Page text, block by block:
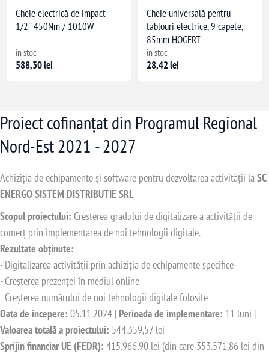
Cheie electrică de impact
1/2'' 450Nm / 1010W
în stoc
588,30 lei
Cheie universală pentru
tablouri electrice, 9 capete,
85mm HOGERT
în stoc
28,42 lei
Proiect cofinanțat din Programul Regional
Nord-Est 2021 - 2027
Achiziția de echipamente și software pentru dezvoltarea activității laSC
ENERGO SISTEM DISTRIBUTIE SRL
Scopul proiectului: Creșterea gradului de digitalizare a activității de
comerț prin implementarea de noi tehnologii digitale.
Rezultate obținute:
- Digitalizarea activității prin achiziția de echipamente specifice
- Creșterea prezenței în mediul online
- Creșterea numărului de noi tehnologii digitale folosite
Data de începere: 05.11.2024 | Perioada de implementare: 11 luni |
Valoarea totală a proiectului: 544.359,57 lei
Sprijin financiar UE (FEDR): 415.966,90 lei (din care 353.571,86 lei din